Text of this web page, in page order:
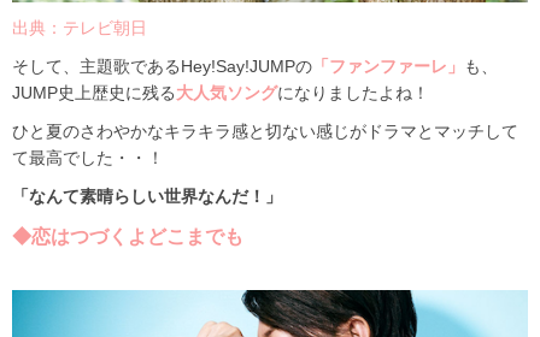
出典： テレビ朝日
そして、主題歌であるHey!Say!JUMPの 「ファンファーレ」
も、
JUMP史上歴史に残る大人気ソングになりましたよね！
ひと夏のさわやかなキラキラ感と切ない感じがドラマとマッチして
て最高でした・・！
「なんて素晴らしい世界なんだ！」
◆恋はつづくよどこまでも